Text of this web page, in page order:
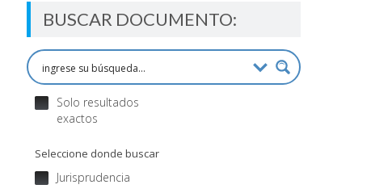
BUSCAR DOCUMENTO:
Solo resultados
exactos
Seleccione donde buscar
Jurisprudencia